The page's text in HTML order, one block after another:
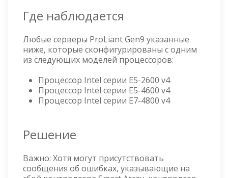
Где наблюдается
Любые серверы ProLiant Gen9 указанные
ниже, которые сконфигурированы с одним
из следующих моделей процессоров:
Процессор Intel серии E5-2600 v4
Процессор Intel серии E5-4600 v4
Процессор Intel серии E7-4800 v4
Решение
Важно: Хотя могут присутствовать
сообщения об ошибках, указывающие на